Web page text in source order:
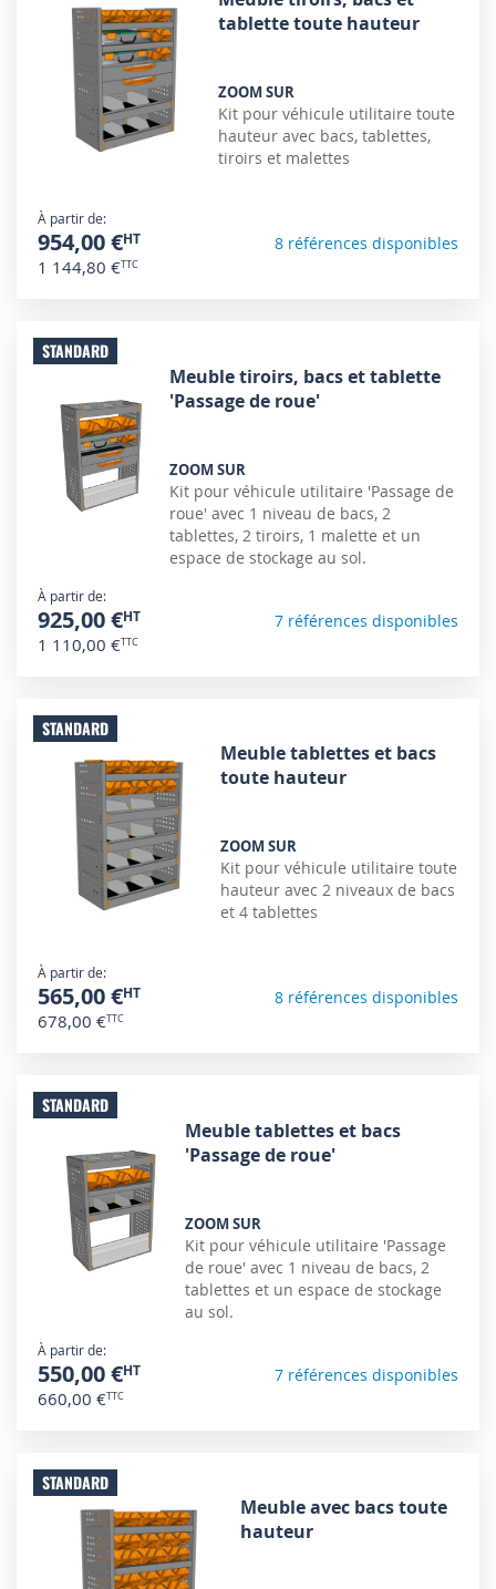
tablette toute hauteur
ZOOM SUR
Kit pour véhicule utilitaire toute
hauteur avec bacs, tablettes,
tiroirs et malettes
À partir de
954,00 €
1 144,80 €
8 références disponibles
STANDARD
Meuble tiroirs, bacs et tablette
'Passage de roue'
ZOOM SUR
Kit pour véhicule utilitaire 'Passage de
roue' avec 1 niveau de bacs, 2
tablettes, 2 tiroirs, 1 malette et un
espace de stockage au sol.
À partir de
925,00 €
1 110,00 €
7 références disponibles
STANDARD
Meuble tablettes et bacs
toute hauteur
ZOOM SUR
Kit pour véhicule utilitaire toute
hauteur avec 2 niveaux de bacs
et 4 tablettes
À partir de
565,00 €
678,00 €
8 références disponibles
STANDARD
Meuble tablettes et bacs
'Passage de roue'
ZOOM SUR
Kit pour véhicule utilitaire 'Passage
de roue' avec 1 niveau de bacs, 2
tablettes et un espace de stockage
au sol.
À partir de
550,00 €
660,00 €
7 références disponibles
STANDARD
Meuble avec bacs toute
hauteur